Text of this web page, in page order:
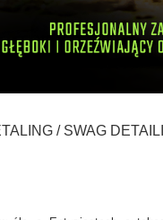
/ SWAG